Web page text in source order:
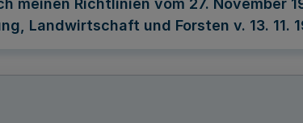
meinen Richtlinien vom 27. November
Landwirtschaft und Forsten v. 13. 11.